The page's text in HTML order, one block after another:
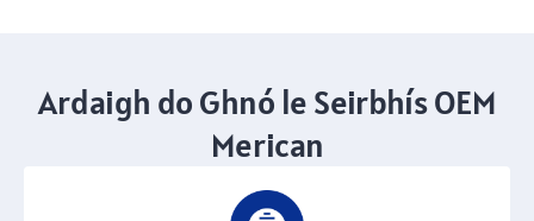
Ardaigh do Ghnó le Seirbhís OEM
Merican